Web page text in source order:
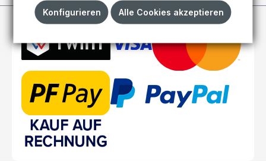
Konfigurieren Alle Cookies akzeptieren